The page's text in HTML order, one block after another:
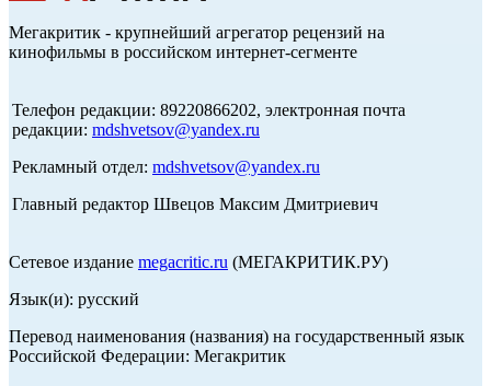
Мегакритик - крупнейший агрегатор рецензий на
кинофильмы в российском интернет-сегменте
Телефон редакции: 89220866202, электронная почта
редакции: mdshvetsov@yandex.ru
Рекламный отдел: mdshvetsov@yandex.ru
Главный редактор Швецов Максим Дмитриевич
Сетевое издание megacritic.ru (МЕГАКРИТИК.РУ)
Язык(и): русский
Перевод наименования (названия) на государственный язык
Российской Федерации: Мегакритик